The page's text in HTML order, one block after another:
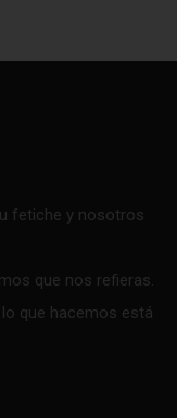
fetiche y nosotros
que nos refieras.
que hacemos está